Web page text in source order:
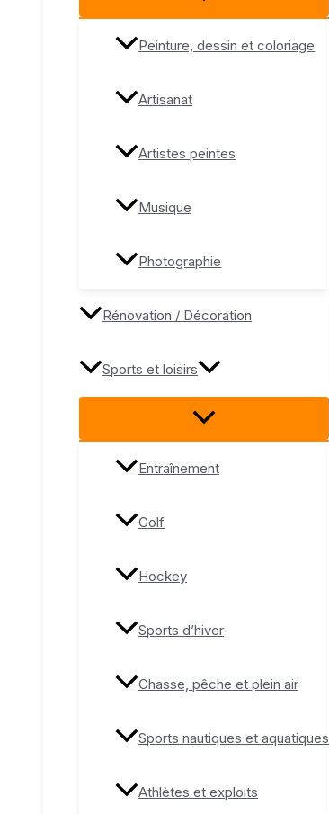
Peinture, dessin et coloriage
Artisanat
Artistes peintes
Musique
Photographie
Rénovation / Décoration
Sports et loisirs
Entraînement
Golf
Hockey
Sports d’hiver
Chasse, pêche et plein air
Sports nautiques et aquatiques
Athlètes et exploits